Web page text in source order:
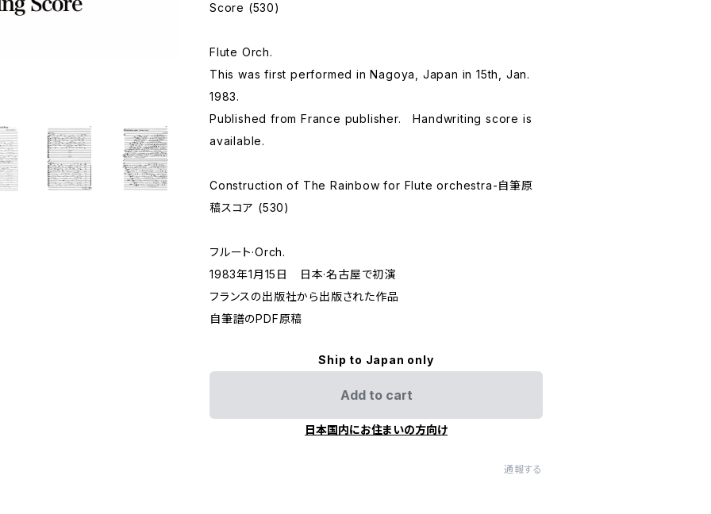
Score (530)
Flute Orch.
This was first performed in Nagoya, Japan in 15th, Jan.
1983.
Published from France publisher. Handwriting score is
available.
Construction of The Rainbow for Flute orchestra-自筆原
稿スコア (530)
フルート·Orch.
1983年1月15日 日本·名古屋で初演
フランスの出版社から出版された作品
自筆譜のPDF原稿
Ship to Japan only
Add to cart
日本国内にお住まいの方向け
通報する